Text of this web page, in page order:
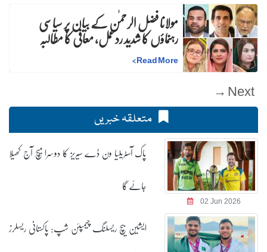
مولانا فضل الرحمٰن کے بیان پر سیاسی
رہنماؤں کا شدید ردعمل، معافی کا مطالبہ
Read More
>
Next →
متعلقہ خبریں
02 Jun 2026
پاک آسٹریلیا ون ڈے سیریز کا دوسرا میچ آج کھیلا
جائے گا
ایشین بیچ ریسلنگ چیمپئن شپ: پاکستانی ریسلرز